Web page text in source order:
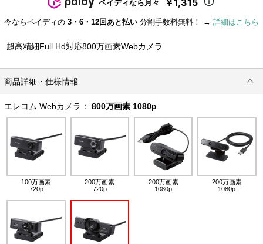
ペイディなら月々
今ならペイディの 3・6・12回あと払い 分割手数料無料！ → 詳細はこちら
超高精細Full Hd対応800万画素Webカメラ
商品詳細・仕様情報
エレコム Webカメラ：800万画素 1080p
100万画素
720p
200万画素
720p
200万画素
1080p
200万画素
1080p